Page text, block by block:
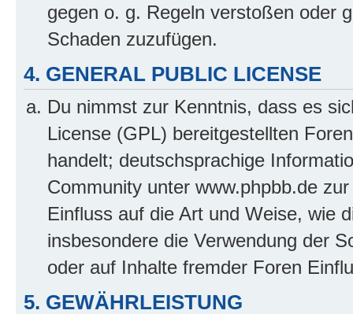
gegen o. g. Regeln verstoßen oder
Schaden zuzufügen.
4. GENERAL PUBLIC LICENSE
Du nimmst zur Kenntnis, dass es
License (GPL) bereitgestellten
handelt; deutschsprachige
Community unter www.phpbb.de
Einfluss auf die Art und Weise, wie
insbesondere die Verwendung der
oder auf Inhalte fremder Foren
5. GEWÄHRLEISTUNG